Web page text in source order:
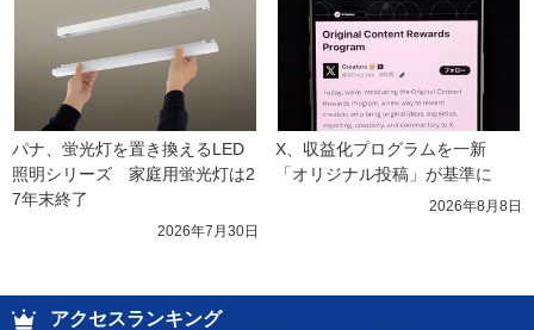
パナ、蛍光灯を置き換えるLED
照明シリーズ　家庭用蛍光灯は2
7年末終了
2026年7月30日
X、収益化プログラムを一新
「オリジナル投稿」が基準に
2026年8月8日
アクセスランキング